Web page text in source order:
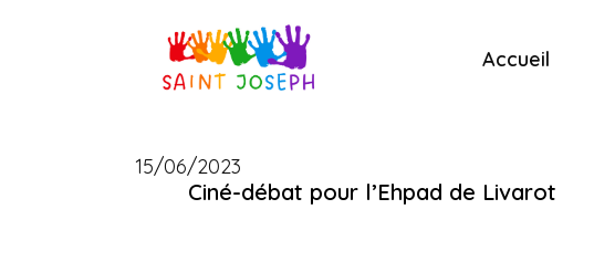
Accueil
15/06/2023
Ciné-débat pour l’Ehpad de Livarot